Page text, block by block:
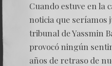
Cuando estuve en la
noticia que seríamos
tribunal de Yassmin
provocó ningún
años de retraso de